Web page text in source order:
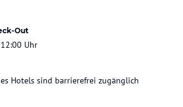
Out
Uhr
Hotels sind barrierefrei zugänglich